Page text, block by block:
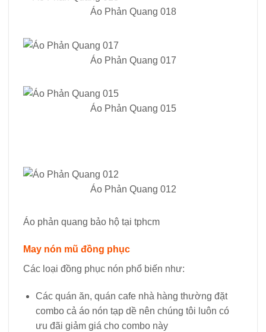
Áo Phản Quang 018
Áo Phản Quang 017
Áo Phản Quang 015
Áo Phản Quang 012
Áo phản quang bảo hộ tại tphcm
May nón mũ đồng phục
Các loại đồng phục nón phổ biến như:
Các quán ăn, quán cafe nhà hàng thường đặt
combo cả áo nón tạp dề nên chúng tôi luôn có
ưu đãi giảm giá cho combo này